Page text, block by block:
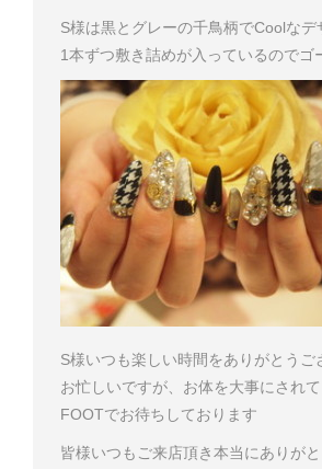
S様は黒とグレーの千鳥柄でCoolなデ
1本ずつ敷き詰めが入っているのでゴ
S様いつも楽しい時間をありがとうご
お忙しいですが、お体を大事にされ
FOOTでお待ちしております
皆様いつもご来店頂き本当にありが